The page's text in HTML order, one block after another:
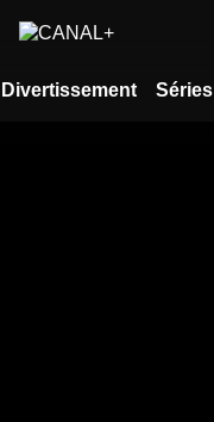
Divertissement Séries